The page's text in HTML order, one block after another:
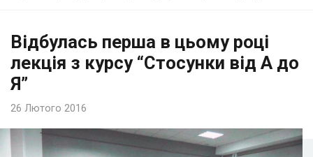
Відбулась перша в цьому році
лекція з курсу “Стосунки від А до
Я”
26 Лютого 2016